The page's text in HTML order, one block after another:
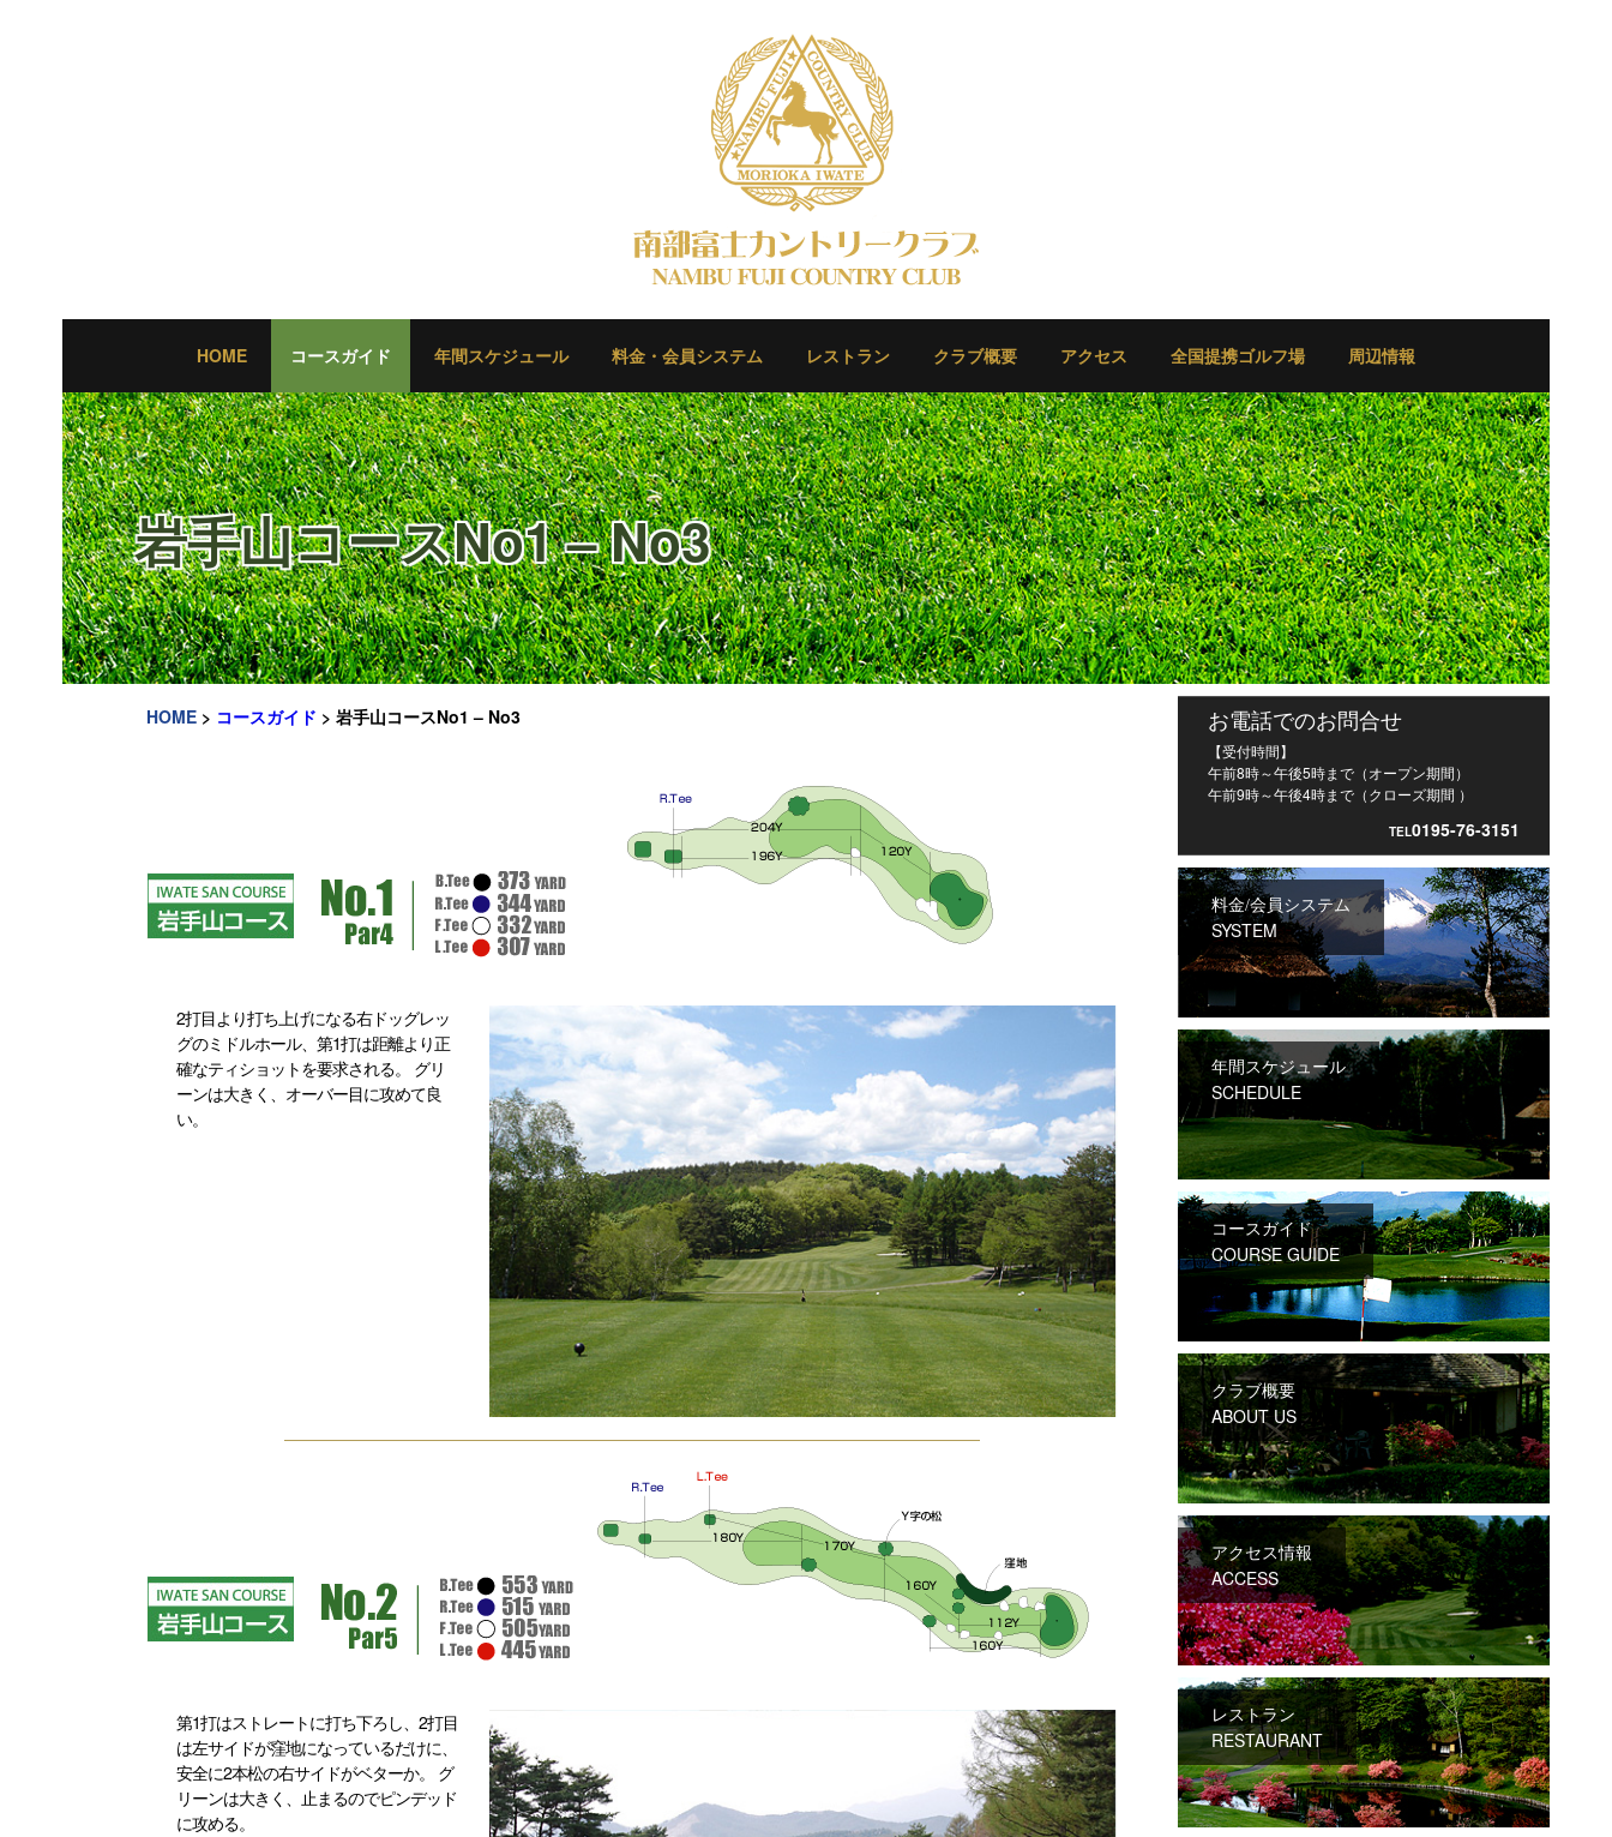
HOME コースガイド 年間スケジュール 料金・会員システム レストラン クラブ概要 アクセス 全国提携ゴルフ場 周辺情報
岩手山コースNo1 – No3
HOME > コースガイド > 岩手山コースNo1 – No3
2打目より打ち上げになる右ドッグレッ
グのミドルホール、第1打は距離より正
確なティショットを要求される。 グリ
ーンは大きく、オーバー目に攻めて良
い。
第1打はストレートに打ち下ろし、2打目
は左サイドが窪地になっているだけに、
安全に2本松の右サイドがベターか。 グ
リーンは大きく、止まるのでピンデッド
に攻める。
お電話でのお問合せ
【受付時間】
午前8時～午後5時まで（オープン期間）
午前9時～午後4時まで（クローズ期間 ）
TEL0195-76-3151
料金/会員システム
SYSTEM
年間スケジュール
SCHEDULE
コースガイド
COURSE GUIDE
クラブ概要
ABOUT US
アクセス情報
ACCESS
レストラン
RESTAURANT